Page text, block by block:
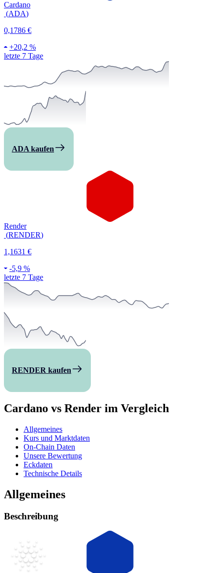
Cardano
(ADA)
0,1786 €
+20,2 %
letzte 7 Tage
ADA kaufen
Render
(RENDER)
1,1631 €
-5,9 %
letzte 7 Tage
RENDER kaufen
Cardano vs Render im Vergleich
Allgemeines
Kurs und Marktdaten
On-Chain Daten
Unsere Bewertung
Eckdaten
Technische Details
Allgemeines
Beschreibung